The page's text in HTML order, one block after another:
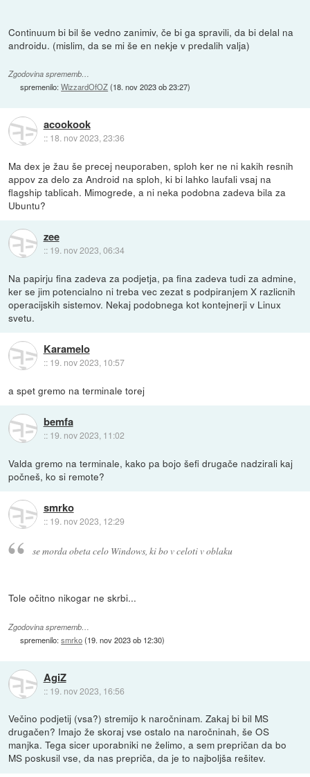
Continuum bi bil še vedno zanimiv, če bi ga spravili, da bi delal na
androidu. (mislim, da se mi še en nekje v predalih valja)
Zgodovina sprememb…
spremenilo:WizzardOfOZ(18. nov 2023 ob 23:27)
acookook
:: 18. nov 2023, 23:36
Ma dex je žau še precej neuporaben, sploh ker ne ni kakih resnih
appov za delo za Android na sploh, ki bi lahko laufali vsaj na
flagship tablicah. Mimogrede, a ni neka podobna zadeva bila za
Ubuntu?
zee
:: 19. nov 2023, 06:34
Na papirju fina zadeva za podjetja, pa fina zadeva tudi za admine,
ker se jim potencialno ni treba vec zezat s podpiranjem X razlicnih
operacijskih sistemov. Nekaj podobnega kot kontejnerji v Linux
svetu.
Karamelo
:: 19. nov 2023, 10:57
a spet gremo na terminale torej
bemfa
:: 19. nov 2023, 11:02
Valda gremo na terminale, kako pa bojo šefi drugače nadzirali kaj
počneš, ko si remote?
smrko
:: 19. nov 2023, 12:29
se morda obeta celo Windows, ki bo v celoti v oblaku
Tole očitno nikogar ne skrbi...
Zgodovina sprememb…
spremenilo:smrko(19. nov 2023 ob 12:30)
AgiZ
:: 19. nov 2023, 16:56
Večino podjetij (vsa?) stremijo k naročninam. Zakaj bi bil MS
drugačen? Imajo že skoraj vse ostalo na naročninah, še OS
manjka. Tega sicer uporabniki ne želimo, a sem prepričan da bo
MS poskusil vse, da nas prepriča, da je to najboljša rešitev.